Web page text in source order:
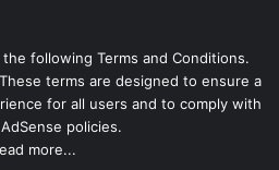
following Terms and Conditions.
terms are designed to ensure a
for all users and to comply with
policies.
more...